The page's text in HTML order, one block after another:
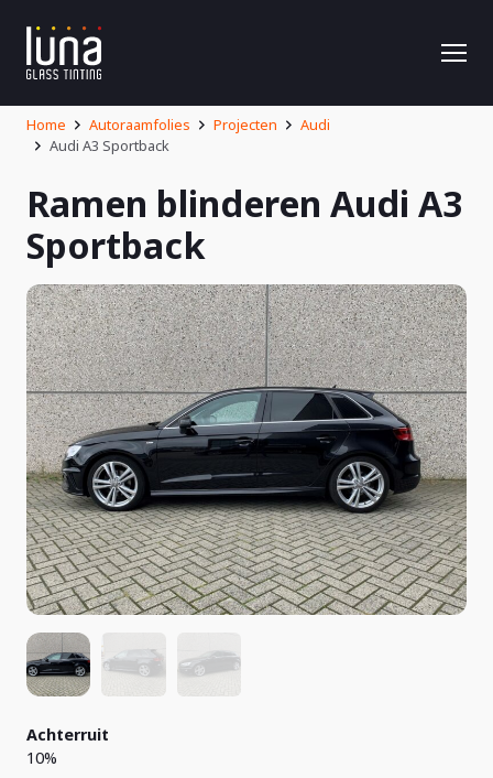
Home Autoraamfolies Projecten
Audi
Audi A3 Sportback
Ramen blinderen Audi A3
Sportback
Achterruit
10%